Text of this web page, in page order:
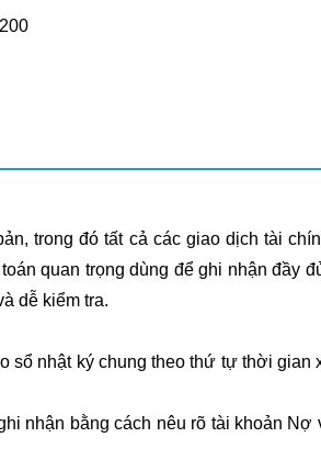
trong đó tất cả các giao dịch tài
quan trọng dùng để ghi nhận đầy
dễ kiểm tra.
sổ nhật ký chung theo thứ tự thời gian
nhận bằng cách nêu rõ tài khoản Nợ